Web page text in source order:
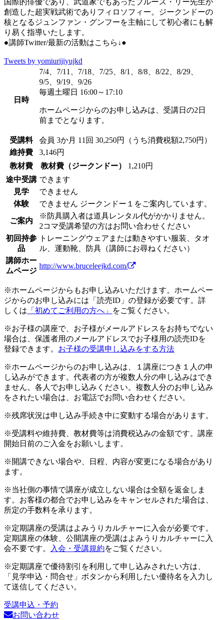
創造した超実戦武術でありフィロソフィー。ジークンドーの
核となるジュンファン・グンフーを主軸にして初心者にも解
り易く指導いたします。
●講師Twitter/最新の活動はこちら↓●
Tweets by yomiurijiyujkd
日時
7/4、7/11、7/18、7/25、8/1、8/8、8/22、8/29、
9/5、9/19、9/26
毎週土曜日 16:00～17:10
ホームページからのお申し込みは、受講日の2日
前までとなります。
受講料 会員 3か月 11回 30,250円（うち消費税額2,750円）
維持費
3,146円
教材費
教材費（ジークンドー）
1,210円
途中受講 できます
見学
できません
体験
できません ジークンドー１をご案内しています。
ご案内
※防具購入者は道具レンタル代がかかりません。
2コマ受講希望の方はお問い合わせください
初回持参
品
トレーニングウェアまたは動きやすい服装、タオ
ル、運動靴、防具（講師にお尋ねください）
講師ホー
ムページ
http://www.bruceleejkd.com/
※ホームページからもお申し込みいただけます。ホームペー
ジからのお申し込みには「読売ID」の登録が必要です。詳
しくは 「初めてご利用の方へ」 をご覧ください。
※お子様の講座で、お子様がメールアドレスをお持ちでない
場合は、保護者用のメールアドレスでお子様用の読売IDを
登録できます。 お子様の受講申し込みをする方法
※ホームページからのお申し込みは、１講座につき１人の申
し込みができます。代表者の方が複数人分の申し込みはでき
ません。各人でお申し込みください。複数人分のお申し込み
をされたい場合は、お電話でお問い合わせください。
※残席状況は申し込み手続き中に変動する場合があります。
※受講料や維持費、教材費等は消費税込みの金額です。講座
開始日前のご入金をお願いします。
※開講できない場合や、日程、内容が変更になる場合があり
ます。
※当社側の事情で講座が成立しない場合は全額を返金しま
す。お客様の都合でお申し込みをキャンセルされた場合は、
所定の手数料を承ります。
※定期講座の受講はよみうりカルチャーに入会が必要です。
定期講座の体験、公開講座の受講はよみうりカルチャーに入
会不要です。
入会・受講規約をご覧ください。
※定期講座で優待割引を利用して申し込みされたい方は、
「見学申込・問合せ」ボタンから利用したい優待名を入力し
て送信してください。
受講申込・予約
お問い合わせ